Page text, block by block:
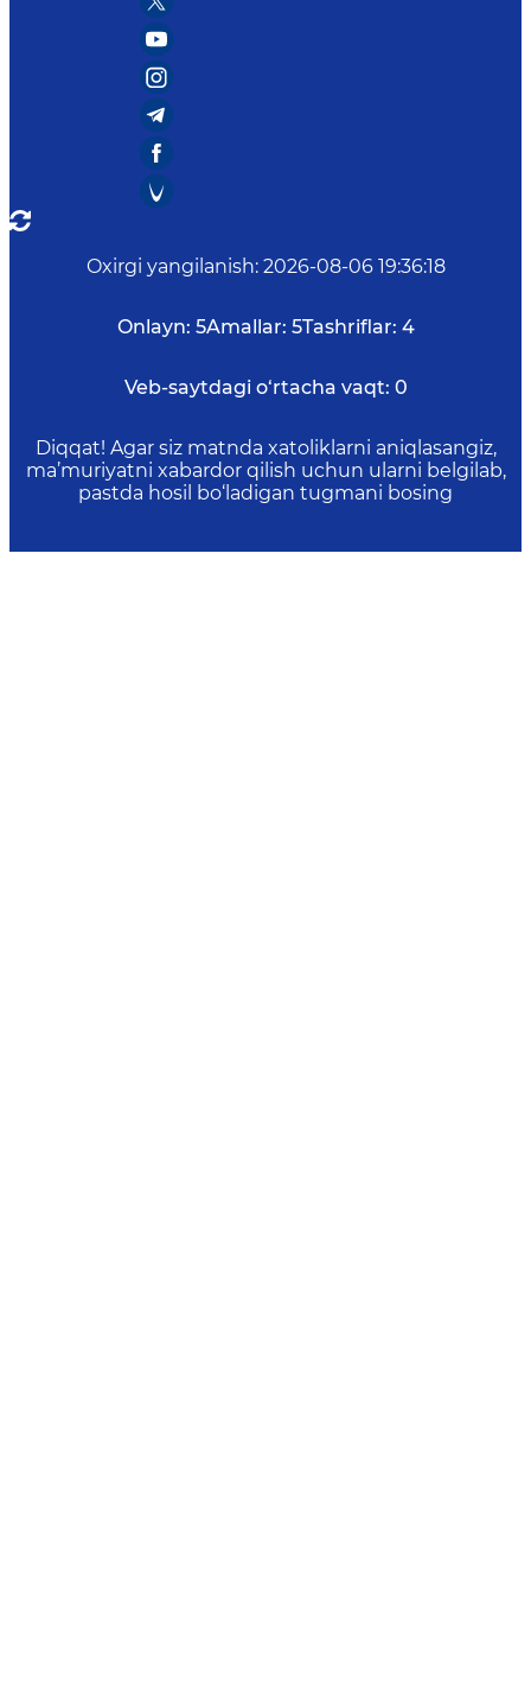
Oxirgi yangilanish: 2026-08-06 19:36:18
Onlayn: 5Amallar: 5Tashriflar: 4
Veb-saytdagi o‘rtacha vaqt: 0
Diqqat! Agar siz matnda xatoliklarni aniqlasangiz,
ma’muriyatni xabardor qilish uchun ularni belgilab,
pastda hosil bo‘ladigan tugmani bosing